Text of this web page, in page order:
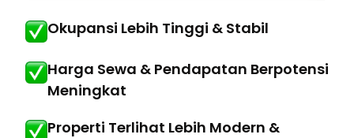
Okupansi Lebih Tinggi & Stabil
Harga Sewa & Pendapatan Berpotensi
Meningkat
Properti Terlihat Lebih Modern &